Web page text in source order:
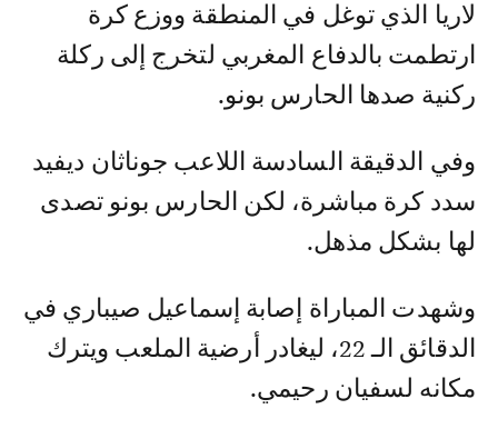
لاريا الذي توغل في المنطقة ووزع كرة
ارتطمت بالدفاع المغربي لتخرج إلى ركلة
ركنية صدها الحارس بونو.
وفي الدقيقة السادسة اللاعب جوناثان ديفيد
سدد كرة مباشرة، لكن الحارس بونو تصدى
لها بشكل مذهل.
وشهدت المباراة إصابة إسماعيل صيباري في
الدقائق الـ 22، ليغادر أرضية الملعب ويترك
مكانه لسفيان رحيمي.